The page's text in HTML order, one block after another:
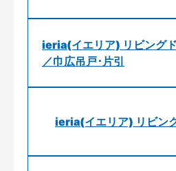
ieria(イエリア) リビング
／巾広吊戸･片引
ieria(イエリア) リビン